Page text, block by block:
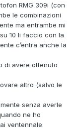
RMG 309i (con
le combinazioni
ma entrambe mi
10 li faccio con la
c’entra anche la
di avere ottenuto
altro (salvo le
senza averle
ne ho
ventennale.